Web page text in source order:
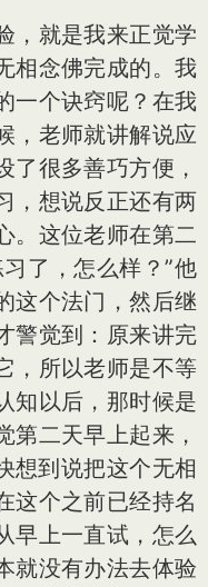
就是我来正觉学
相念佛完成的。我
一个诀窍呢？在我
，老师就讲解说应
了很多善巧方便，
，想说反正还有两
。这位老师在第二
了，怎么样？”他
这个法门，然后继
警觉到：原来讲完
，所以老师是不等
知以后，那时候是
第二天早上起来，
想到说把这个无相
这个之前已经持名
早上一直试，怎么
就没有办法去体验